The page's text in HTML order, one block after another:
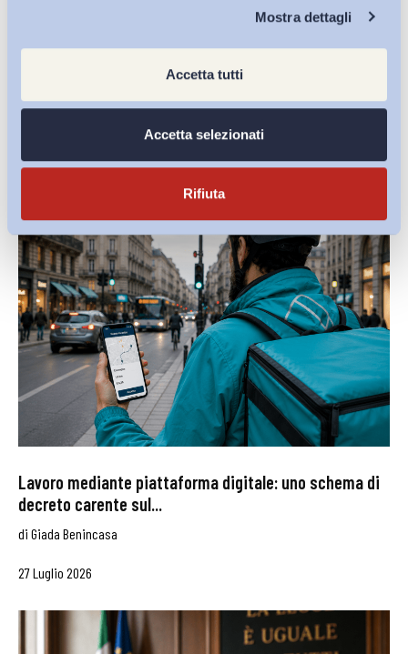
Mostra dettagli
Accetta tutti
Accetta selezionati
Rifiuta
Ultimi Interventi
Lavoro mediante piattaforma digitale: uno schema di
decreto carente sul...
di Giada Benincasa
27 Luglio 2026